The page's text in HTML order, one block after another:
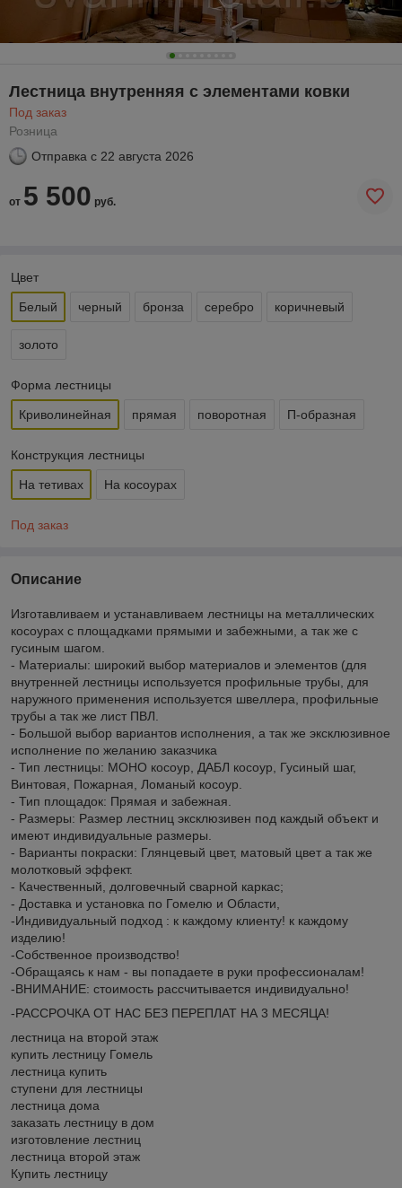
Лестница внутренняя с элементами ковки
Под заказ
Розница
Отправка с 22 августа 2026
от 5 500 руб.
Цвет
Белый черный бронза серебро коричневый
золото
Форма лестницы
Криволинейная прямая поворотная П-образная
Конструкция лестницы
На тетивах На косоурах
Под заказ
Описание
Изготавливаем и устанавливаем лестницы на металлических
косоурах с площадками прямыми и забежными, а так же с
гусиным шагом.
- Материалы: широкий выбор материалов и элементов (для
внутренней лестницы используется профильные трубы, для
наружного применения используется швеллера, профильные
трубы а так же лист ПВЛ.
- Большой выбор вариантов исполнения, а так же эксклюзивное
исполнение по желанию заказчика
- Тип лестницы: МОНО косоур, ДАБЛ косоур, Гусиный шаг,
Винтовая, Пожарная, Ломаный косоур.
- Тип площадок: Прямая и забежная.
- Размеры: Размер лестниц эксклюзивен под каждый объект и
имеют индивидуальные размеры.
- Варианты покраски: Глянцевый цвет, матовый цвет а так же
молотковый эффект.
- Качественный, долговечный сварной каркас;
- Доставка и установка по Гомелю и Области,
-Индивидуальный подход : к каждому клиенту! к каждому
изделию!
-Собственное производство!
-Обращаясь к нам - вы попадаете в руки профессионалам!
-ВНИМАНИЕ: стоимость рассчитывается индивидуально!
-РАССРОЧКА ОТ НАС БЕЗ ПЕРЕПЛАТ НА 3 МЕСЯЦА!
лестница на второй этаж
купить лестницу Гомель
лестница купить
ступени для лестницы
лестница дома
заказать лестницу в дом
изготовление лестниц
лестница второй этаж
Купить лестницу